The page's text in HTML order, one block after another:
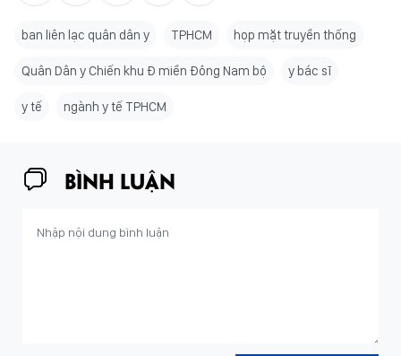
ban liên lạc quân dân y TPHCM họp mặt truyền thống
Quân Dân y Chiến khu Đ miền Đông Nam bộ y bác sĩ
y tế ngành y tế TPHCM
BÌNH LUẬN